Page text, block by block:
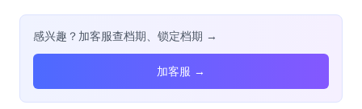
感兴趣？加客服查档期、锁定档期 →
加客服 →